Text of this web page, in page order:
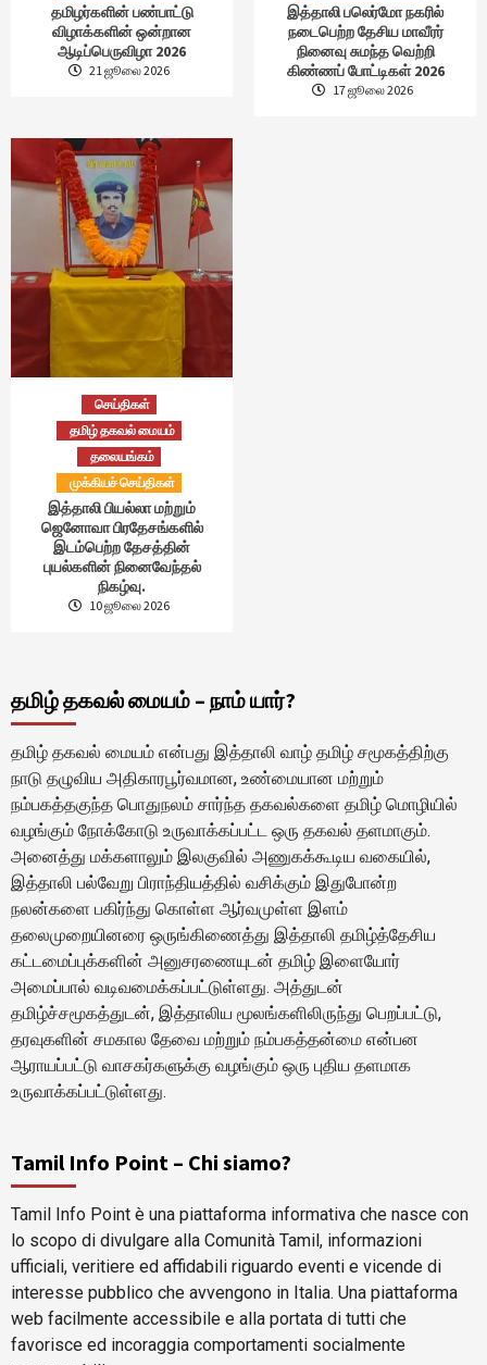
தமிழர்களின் பண்பாட்டு
விழாக்களின் ஒன்றான
ஆடிப்பெருவிழா 2026
21 ஜூலை 2026
இத்தாலி பலெர்மோ நகரில்
நடைபெற்ற தேசிய மாவீரர்
நினைவு சுமந்த வெற்றி
கிண்ணப் போட்டிகள் 2026
17 ஜூலை 2026
செய்திகள்
தமிழ் தகவல் மையம்
தலையங்கம்
முக்கியச் செய்திகள்
இத்தாலி பியல்லா மற்றும்
ஜெனோவா பிரதேசங்களில்
இடம்பெற்ற தேசத்தின்
புயல்களின் நினைவேந்தல்
நிகழ்வு.
10 ஜூலை 2026
தமிழ் தகவல் மையம் – நாம் யார்?
தமிழ் தகவல் மையம் என்பது இத்தாலி வாழ் தமிழ் சமூகத்திற்கு
நாடு தழுவிய அதிகாரபூர்வமான, உண்மையான மற்றும்
நம்பகத்தகுந்த பொதுநலம் சார்ந்த தகவல்களை தமிழ் மொழியில்
வழங்கும் நோக்கோடு உருவாக்கப்பட்ட ஒரு தகவல் தளமாகும்.
அனைத்து மக்களாலும் இலகுவில் அணுகக்கூடிய வகையில்,
இத்தாலி பல்வேறு பிராந்தியத்தில் வசிக்கும் இதுபோன்ற
நலன்களை பகிர்ந்து கொள்ள ஆர்வமுள்ள இளம்
தலைமுறையினரை ஒருங்கிணைத்து இத்தாலி தமிழ்த்தேசிய
கட்டமைப்புக்களின் அனுசரணையுடன் தமிழ் இளையோர்
அமைப்பால் வடிவமைக்கப்பட்டுள்ளது. அத்துடன்
தமிழ்ச்சமூகத்துடன், இத்தாலிய மூலங்களிலிருந்து பெறப்பட்டு,
தரவுகளின் சமகால தேவை மற்றும் நம்பகத்தன்மை என்பன
ஆராயப்பட்டு வாசகர்களுக்கு வழங்கும் ஒரு புதிய தளமாக
உருவாக்கப்பட்டுள்ளது.
Tamil Info Point – Chi siamo?
Tamil Info Point è una piattaforma informativa che nasce con
lo scopo di divulgare alla Comunità Tamil, informazioni
ufficiali, veritiere ed affidabili riguardo eventi e vicende di
interesse pubblico che avvengono in Italia. Una piattaforma
web facilmente accessibile e alla portata di tutti che
favorisce ed incoraggia comportamenti socialmente